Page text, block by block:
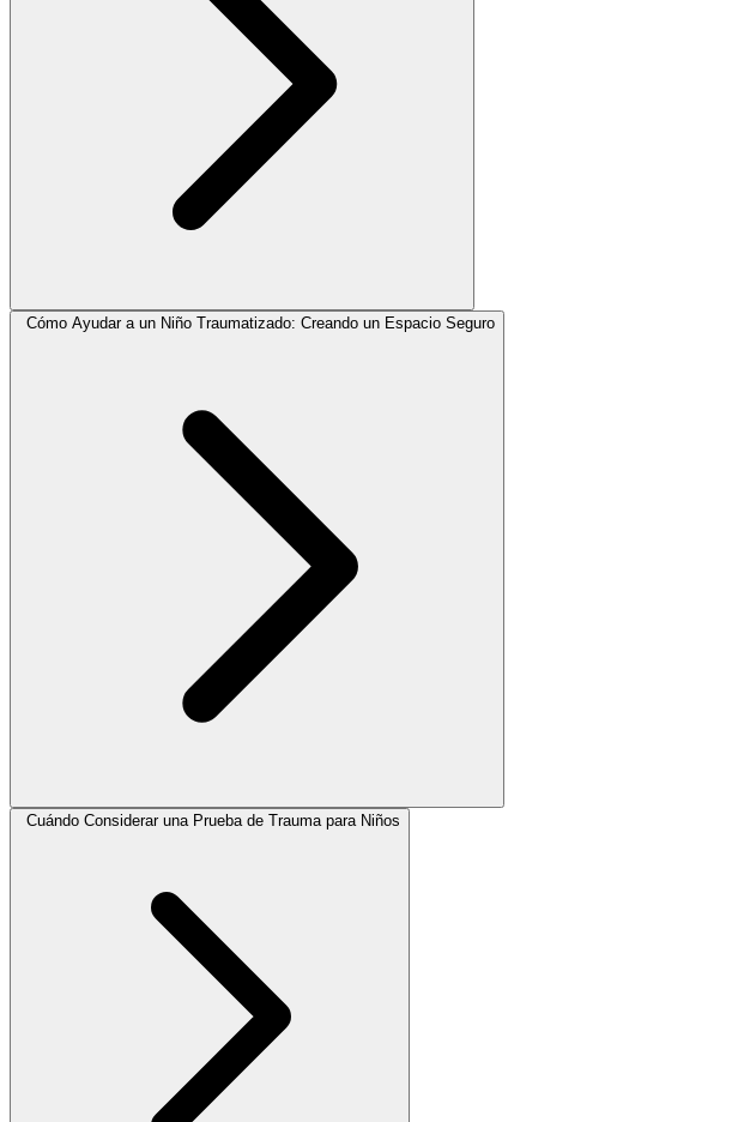
Cómo Ayudar a un Niño Traumatizado: Creando un Espacio Seguro
Cuándo Considerar una Prueba de Trauma para Niños